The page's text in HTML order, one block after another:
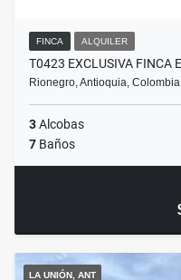
FINCA ALQUILER
T0423 EXCLUSIVA FINCA
Rionegro, Antioquia, Colombia
3Alcobas
7 Baños
LA UNIÓN, ANT